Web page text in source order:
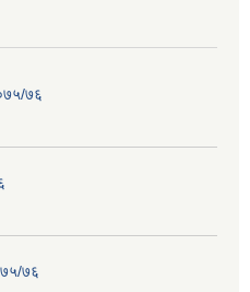
७६
७६